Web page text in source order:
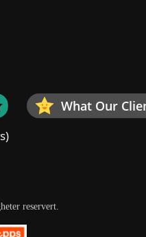
What Our
reservert.